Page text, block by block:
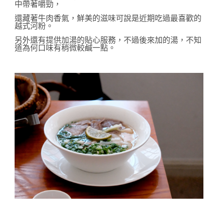
中帶著嚼勁，
還藏著牛肉香氣，鮮美的滋味可說是近期吃過最喜歡的
越式河粉。
另外還有提供加湯的貼心服務，不過後來加的湯，不知
道為何口味有稍微較鹹一點。